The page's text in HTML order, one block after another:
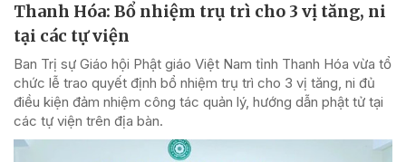
Thanh Hóa: Bổ nhiệm trụ trì cho 3 vị tăng, ni
tại các tự viện
Ban Trị sự Giáo hội Phật giáo Việt Nam tỉnh Thanh Hóa vừa tổ
chức lễ trao quyết định bổ nhiệm trụ trì cho 3 vị tăng, ni đủ
điều kiện đảm nhiệm công tác quản lý, hướng dẫn phật tử tại
các tự viện trên địa bàn.